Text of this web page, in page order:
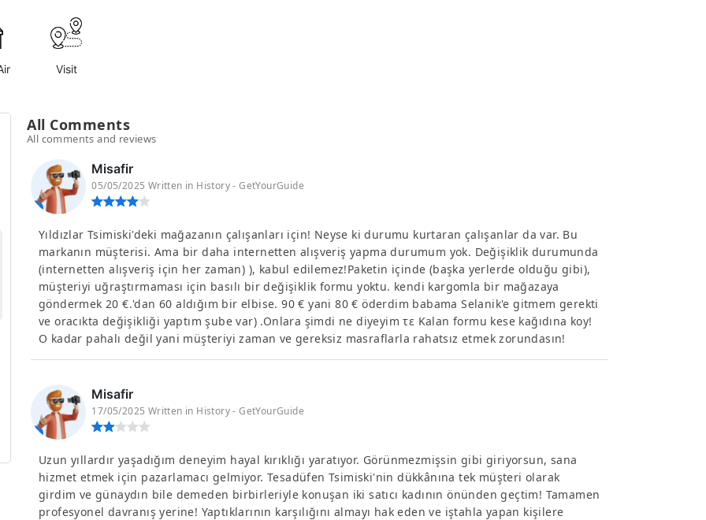
Visit
All Comments
All comments and reviews
Misafir
05/05/2025 Written in History - GetYourGuide
Yıldızlar Tsimiski'deki mağazanın çalışanları için! Neyse ki durumu kurtaran çalışanlar da var. Bu
markanın müşterisi. Ama bir daha internetten alışveriş yapma durumum yok. Değişiklik durumunda
(internetten alışveriş için her zaman) ), kabul edilemez!Paketin içinde (başka yerlerde olduğu gibi),
müşteriyi uğraştırmaması için basılı bir değişiklik formu yoktu. kendi kargomla bir mağazaya
göndermek 20 €.'dan 60 aldığım bir elbise. 90 € yani 80 € öderdim babama Selanik'e gitmem gerekti
ve oracıkta değişikliği yaptım şube var) .Onlara şimdi ne diyeyim τε Kalan formu kese kağıdına koy!
O kadar pahalı değil yani müşteriyi zaman ve gereksiz masraflarla rahatsız etmek zorundasın!
Misafir
17/05/2025 Written in History - GetYourGuide
Uzun yıllardır yaşadığım deneyim hayal kırıklığı yaratıyor. Görünmezmişsin gibi giriyorsun, sana
hizmet etmek için pazarlamacı gelmiyor. Tesadüfen Tsimiski'nin dükkânına tek müşteri olarak
girdim ve günaydın bile demeden birbirleriyle konuşan iki satıcı kadının önünden geçtim! Tamamen
profesyonel davranış yerine! Yaptıklarının karşılığını almayı hak eden ve iştahla yapan kişilere